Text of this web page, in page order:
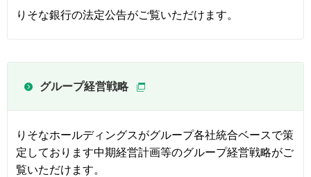
りそな銀行の法定公告がご覧いただけます。
グループ経営戦略
りそなホールディングスがグループ各社統合ベースで策
定しております中期経営計画等のグループ経営戦略がご
覧いただけます。